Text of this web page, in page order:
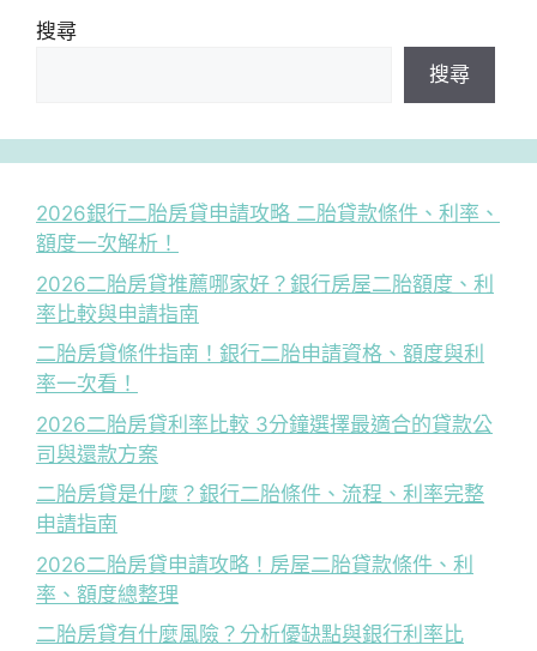
搜尋
搜尋
2026銀行二胎房貸申請攻略 二胎貸款條件、利率、
額度一次解析！
2026二胎房貸推薦哪家好？銀行房屋二胎額度、利
率比較與申請指南
二胎房貸條件指南！銀行二胎申請資格、額度與利
率一次看！
2026二胎房貸利率比較 3分鐘選擇最適合的貸款公
司與還款方案
二胎房貸是什麼？銀行二胎條件、流程、利率完整
申請指南
2026二胎房貸申請攻略！房屋二胎貸款條件、利
率、額度總整理
二胎房貸有什麼風險？分析優缺點與銀行利率比